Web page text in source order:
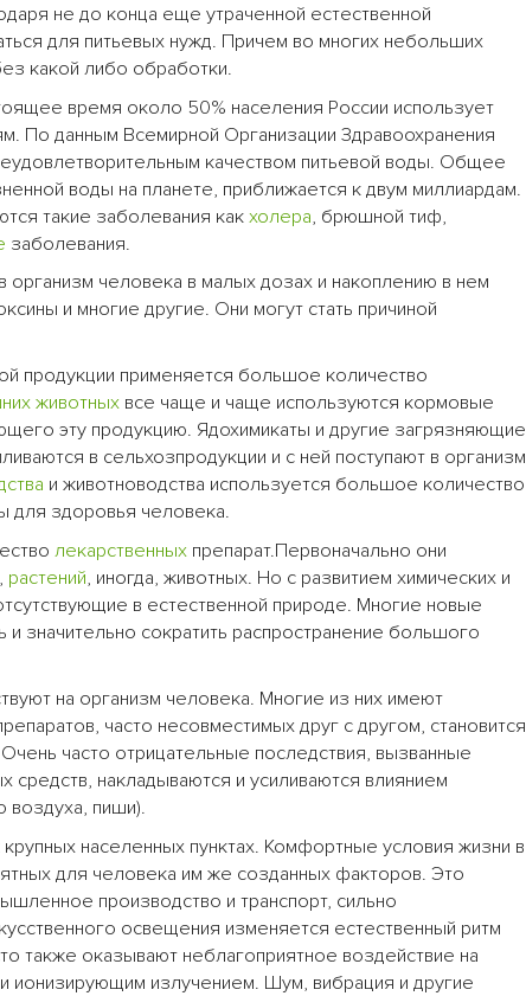
не до конца еще утраченной естественной
для питьевых нужд. Причем во многих небольших
какой либо обработки.
время около 50% населения России использует
По данным Всемирной Организации Здравоохранения
качеством питьевой воды. Общее
воды на планете, приближается к двум миллиардам.
такие заболевания какхолера, брюшной тиф,
заболевания.
человека в малых дозах и накоплению в нем
и многие другие. Они могут стать причиной
продукции применяется большое количество
животных все чаще и чаще используются кормовые
эту продукцию. Ядохимикаты и другие загрязняющие
в сельхозпродукции и с ней поступают в организм
и животноводства используется большое количество
для здоровья человека.
лекарственных препарат.Первоначально они
растений, иногда, животных. Но с развитием химических и
в естественной природе. Многие новые
значительно сократить распространение большого
на организм человека. Многие из них имеют
часто несовместимых друг с другом, становится
часто отрицательные последствия, вызванные
накладываются и усиливаются влиянием
пиши).
населенных пунктах. Комфортные условия жизни в
для человека им же созданных факторов. Это
производство и транспорт, сильно
освещения изменяется естественный ритм
также оказывают неблагоприятное воздействие на
ионизирующим излучением. Шум, вибрация и другие